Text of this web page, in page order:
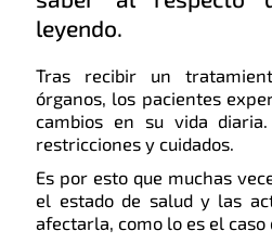
leyendo.
Tras recibir un
órganos, los pacientes
cambios en su vida
restricciones y cuidados.
Es por esto que muchas
el estado de salud y las
afectarla, como lo es el caso